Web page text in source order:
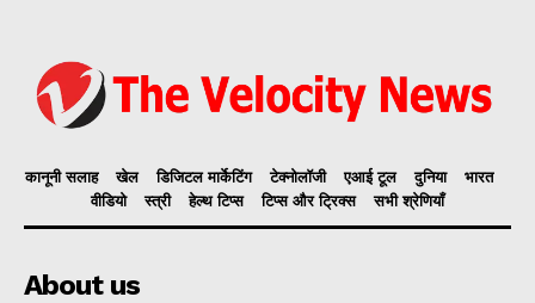
कानूनी सलाह खेल डिजिटल मार्केटिंग टेक्नोलॉजी एआई टूल दुनिया
भारत
वीडियो
स्त्री हेल्थ टिप्स टिप्स और ट्रिक्स सभी श्रेणियाँ
About us